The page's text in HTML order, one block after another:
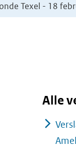
Texel - 18
Alle